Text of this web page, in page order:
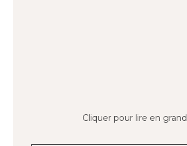
Cliquer pour lire en grand